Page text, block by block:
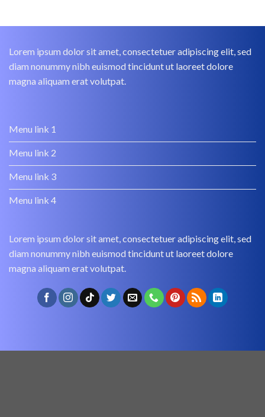
Lorem ipsum dolor sit amet, consectetuer adipiscing elit, sed
diam nonummy nibh euismod tincidunt ut laoreet dolore
magna aliquam erat volutpat.
Menu link 1
Menu link 2
Menu link 3
Menu link 4
Lorem ipsum dolor sit amet, consectetuer adipiscing elit, sed
diam nonummy nibh euismod tincidunt ut laoreet dolore
magna aliquam erat volutpat.